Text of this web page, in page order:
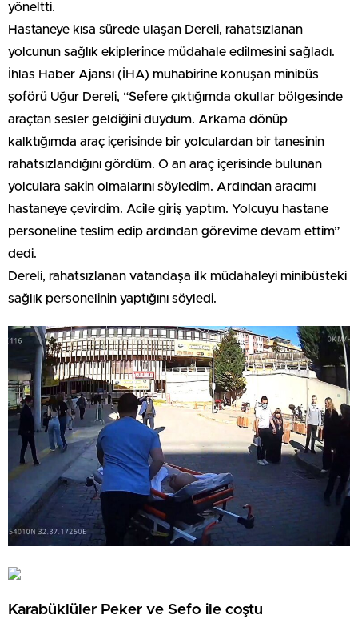
yöneltti.
Hastaneye kısa sürede ulaşan Dereli, rahatsızlanan
yolcunun sağlık ekiplerince müdahale edilmesini sağladı.
İhlas Haber Ajansı (İHA) muhabirine konuşan minibüs
şoförü Uğur Dereli, “Sefere çıktığımda okullar bölgesinde
araçtan sesler geldiğini duydum. Arkama dönüp
kalktığımda araç içerisinde bir yolculardan bir tanesinin
rahatsızlandığını gördüm. O an araç içerisinde bulunan
yolculara sakin olmalarını söyledim. Ardından aracımı
hastaneye çevirdim. Acile giriş yaptım. Yolcuyu hastane
personeline teslim edip ardından görevime devam ettim”
dedi.
Dereli, rahatsızlanan vatandaşa ilk müdahaleyi minibüsteki
sağlık personelinin yaptığını söyledi.
Karabüklüler Peker ve Sefo ile coştu